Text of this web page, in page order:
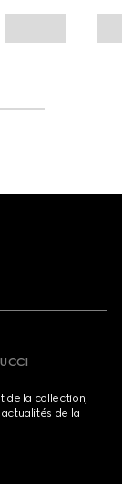
de la collection,
de la